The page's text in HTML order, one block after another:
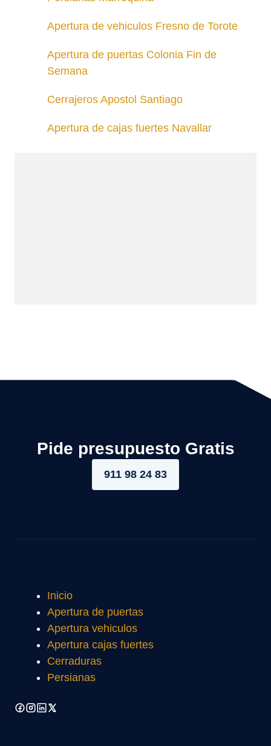
Apertura de vehiculos Fresno de Torote
Apertura de puertas Colonia Fin de
Semana
Cerrajeros Apostol Santiago
Apertura de cajas fuertes Navallar
Pide presupuesto Gratis
911 98 24 83
Inicio
Apertura de puertas
Apertura vehiculos
Apertura cajas fuertes
Cerraduras
Persianas